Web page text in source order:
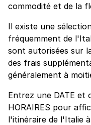
commodité et de la
Il existe une
fréquemment de
sont autorisées sur
des frais
généralement à
Entrez une DATE et
HORAIRES pour
l'itinéraire de l'Italie